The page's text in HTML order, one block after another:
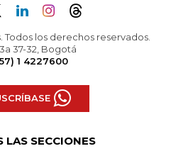
Todos los derechos reservados.
37-32, Bogotá
1 4227600
LAS SECCIONES